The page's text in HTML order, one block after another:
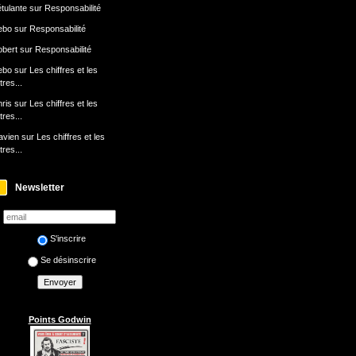
sur Responsabilité
sur Responsabilité
sur Responsabilité
sur Les chiffres et les
sur Les chiffres et les
sur Les chiffres et les
Newsletter
S'inscrire
Se désinscrire
Points Godwin